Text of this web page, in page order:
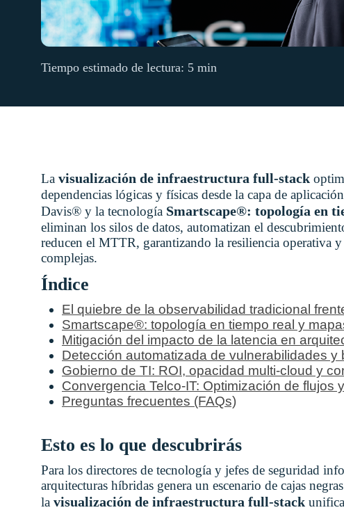
Tiempo estimado de lectura: 5 min
La visualización de infraestructura full-stack
dependencias lógicas y físicas desde la capa de
Davis® y la tecnología Smartscape®: topología en
eliminan los silos de datos, automatizan el
reducen el MTTR, garantizando la resiliencia operativa
complejas.
Índice
El quiebre de la observabilidad tradicional
Smartscape®: topología en tiempo real y
Mitigación del impacto de la latencia en
Detección automatizada de vulnerabilidades y
Gobierno de TI: ROI, opacidad multi-cloud y
Convergencia Telco-IT: Optimización de flujos
Preguntas frecuentes (FAQs)
Esto es lo que descubrirás
Para los directores de tecnología y jefes de seguridad
arquitecturas híbridas genera un escenario de cajas
la visualización de infraestructura full-stack